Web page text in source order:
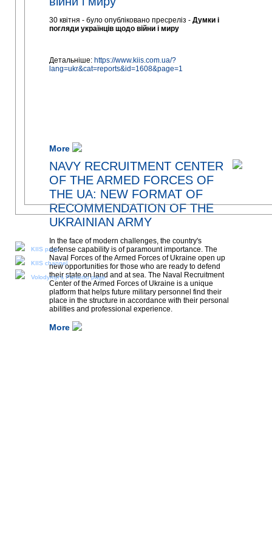
30 квітня - було опубліковано пресреліз - Думки і
погляди українців щодо війни і миру
Детальніше: https://www.kiis.com.ua/?
lang=ukr&cat=reports&id=1608&page=1
More
NAVY RECRUITMENT CENTER
OF THE ARMED FORCES OF
THE UA: NEW FORMAT OF
RECOMMENDATION OF THE
UKRAINIAN ARMY
In the face of modern challenges, the country's
defense capability is of paramount importance. The
Naval Forces of the Armed Forces of Ukraine open up
new opportunities for those who are ready to defend
their state on land and at sea. The Naval Recruitment
Center of the Armed Forces of Ukraine is a unique
platform that helps future military personnel find their
place in the structure in accordance with their personal
abilities and professional experience.
More
KIIS page
KIIS channel
Volodymyr's Paniotto page